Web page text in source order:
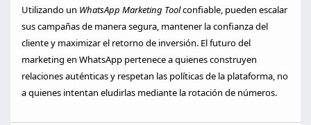
Utilizando un WhatsApp Marketing Toolconfiable, pueden escalar
sus campañas de manera segura, mantener la confianza del
cliente y maximizar el retorno de inversión. El futuro del
marketing en WhatsApp pertenece a quienes construyen
relaciones auténticas y respetan las políticas de la plataforma, no
a quienes intentan eludirlas mediante la rotación de números.